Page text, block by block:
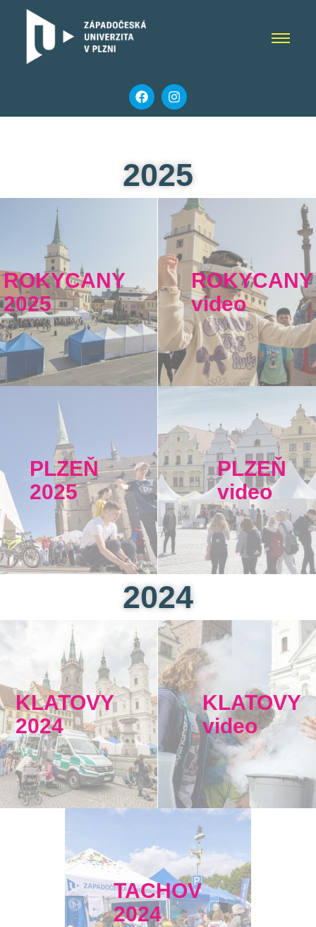
2025
ROKYCANY
2025
ROKYCANY
video
PLZEŇ
2025
PLZEŇ
video
2024
KLATOVY
2024
KLATOVY
video
TACHOV
2024